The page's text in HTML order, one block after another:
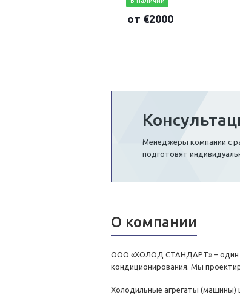
от €2000
Менеджеры компании с
подготовят
О компании
ООО «ХОЛОД СТАНДАРТ» – один
кондиционирования. Мы
Холодильные агрегаты (машины)